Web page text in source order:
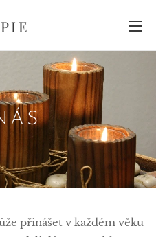
přinášet v každém věku